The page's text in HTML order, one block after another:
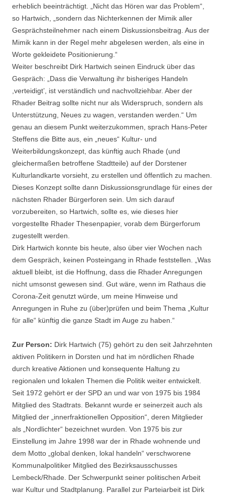
erheblich beeinträchtigt. „Nicht das Hören war das Problem“,
so Hartwich, „sondern das Nichterkennen der Mimik aller
Gesprächsteilnehmer nach einem Diskussionsbeitrag. Aus der
Mimik kann in der Regel mehr abgelesen werden, als eine in
Worte gekleidete Positionierung.“
Weiter beschreibt Dirk Hartwich seinen Eindruck über das
Gespräch: „Dass die Verwaltung ihr bisheriges Handeln
,verteidigt’, ist verständlich und nachvollziehbar. Aber der
Rhader Beitrag sollte nicht nur als Widerspruch, sondern als
Unterstützung, Neues zu wagen, verstanden werden.“ Um
genau an diesem Punkt weiterzukommen, sprach Hans-Peter
Steffens die Bitte aus, ein „neues“ Kultur- und
Weiterbildungskonzept, das künftig auch Rhade (und
gleichermaßen betroffene Stadtteile) auf der Dorstener
Kulturlandkarte vorsieht, zu erstellen und öffentlich zu machen.
Dieses Konzept sollte dann Diskussionsgrundlage für eines der
nächsten Rhader Bürgerforen sein. Um sich darauf
vorzubereiten, so Hartwich, sollte es, wie dieses hier
vorgestellte Rhader Thesenpapier, vorab dem Bürgerforum
zugestellt werden.
Dirk Hartwich konnte bis heute, also über vier Wochen nach
dem Gespräch, keinen Posteingang in Rhade feststellen. „Was
aktuell bleibt, ist die Hoffnung, dass die Rhader Anregungen
nicht umsonst gewesen sind. Gut wäre, wenn im Rathaus die
Corona-Zeit genutzt würde, um meine Hinweise und
Anregungen in Ruhe zu (über)prüfen und beim Thema „Kultur
für alle“ künftig die ganze Stadt im Auge zu haben.“
Zur Person: Dirk Hartwich (75) gehört zu den seit Jahrzehnten
aktiven Politikern in Dorsten und hat im nördlichen Rhade
durch kreative Aktionen und konsequente Haltung zu
regionalen und lokalen Themen die Politik weiter entwickelt.
Seit 1972 gehört er der SPD an und war von 1975 bis 1984
Mitglied des Stadtrats. Bekannt wurde er seinerzeit auch als
Mitglied der „innerfraktionellen Opposition“, deren Mitglieder
als „Nordlichter“ bezeichnet wurden. Von 1975 bis zur
Einstellung im Jahre 1998 war der in Rhade wohnende und
dem Motto „global denken, lokal handeln“ verschworene
Kommunalpolitiker Mitglied des Bezirksausschusses
Lembeck/Rhade. Der Schwerpunkt seiner politischen Arbeit
war Kultur und Stadtplanung. Parallel zur Parteiarbeit ist Dirk